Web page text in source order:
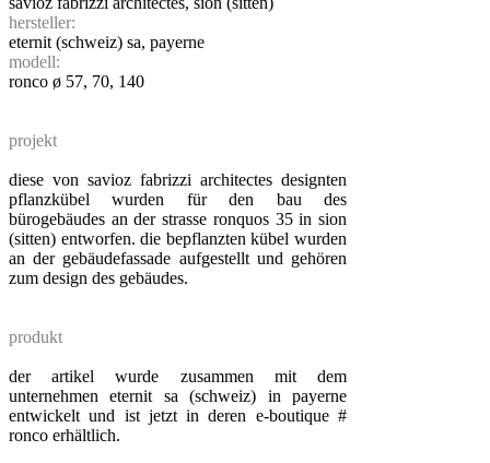
hersteller:
eternit (schweiz) sa, payerne
modell:
ronco ø 57, 70, 140
projekt
diese von savioz fabrizzi architectes designten
pflanzkübel wurden für den bau des
bürogebäudes an der strasse ronquos 35 in sion
(sitten) entworfen. die bepflanzten kübel wurden
an der gebäudefassade aufgestellt und gehören
zum design des gebäudes.
produkt
der artikel wurde zusammen mit dem
unternehmen eternit sa (schweiz) in payerne
entwickelt und ist jetzt in deren e-boutique #
ronco erhältlich.